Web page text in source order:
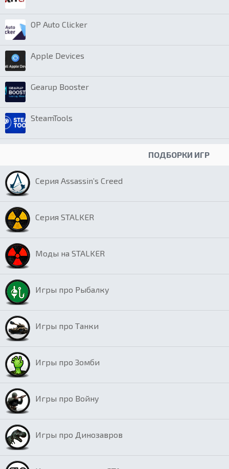
OP Auto Clicker
Apple Devices
Gearup Booster
SteamTools
ПОДБОРКИ ИГР
Серия Assassin’s Creed
Серия STALKER
Моды на STALKER
Игры про Рыбалку
Игры про Танки
Игры про Зомби
Игры про Войну
Игры про Динозавров